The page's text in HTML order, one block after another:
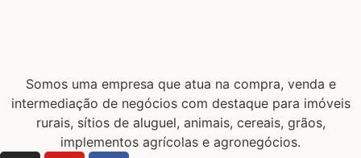
Somos uma empresa que atua na compra, venda e
intermediação de negócios com destaque para imóveis
rurais, sítios de aluguel, animais, cereais, grãos,
implementos agrícolas e agronegócios.